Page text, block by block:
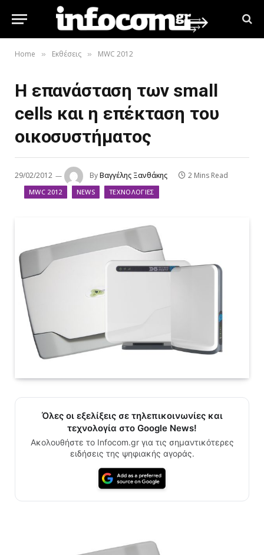
Home » Εκθέσεις » MWC 2012
Η επανάσταση των small
cells και η επέκταση του
οικοσυστήματος
29/02/2012 ByΒαγγέλης Ξανθάκης 2 Mins Read
MWC 2012 NEWS ΤΕΧΝΟΛΟΓΊΕΣ
Όλες οι εξελίξεις σε τηλεπικοινωνίες και
τεχνολογία στο Google News!
Ακολουθήστε το Infocom.gr για τις σημαντικότερες
ειδήσεις της ψηφιακής αγοράς.